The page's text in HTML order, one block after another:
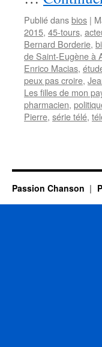
Publié dansbios |
2015, 45-tours,
Bernard Borderie,
de Saint-Eugène à
Enrico Macias,
peux pas croire,
Les filles de mon
pharmacien,
Pierre, série télé,
Passion Chanson